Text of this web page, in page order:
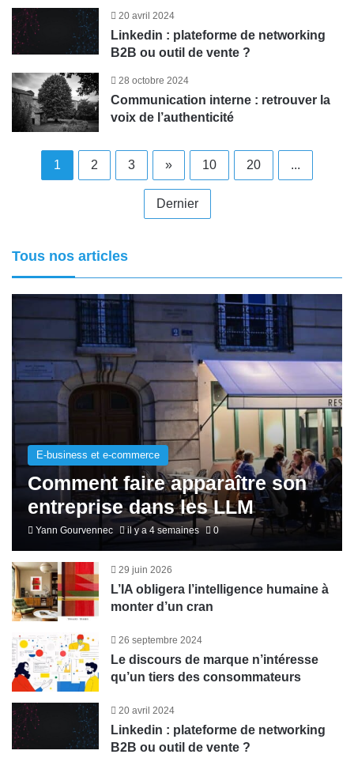
20 avril 2024
Linkedin : plateforme de networking
B2B ou outil de vente ?
28 octobre 2024
Communication interne : retrouver la
voix de l’authenticité
1 2 3 » 10 20 ...
Dernier
Tous nos articles
E-business et e-commerce
Comment faire apparaître son
entreprise dans les LLM
Yann Gourvennec il y a 4 semaines 0
29 juin 2026
L’IA obligera l’intelligence humaine à
monter d’un cran
26 septembre 2024
Le discours de marque n’intéresse
qu’un tiers des consommateurs
20 avril 2024
Linkedin : plateforme de networking
B2B ou outil de vente ?